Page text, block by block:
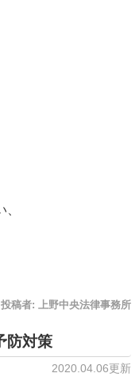
投稿者: 上野中央法律事務所
防対策
2020.04.06更新